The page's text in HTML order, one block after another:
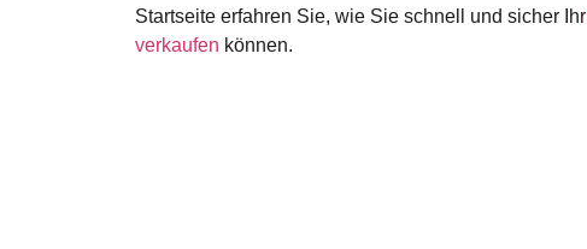
Startseite erfahren Sie, wie Sie schnell und sicher Ihr
verkaufen können.